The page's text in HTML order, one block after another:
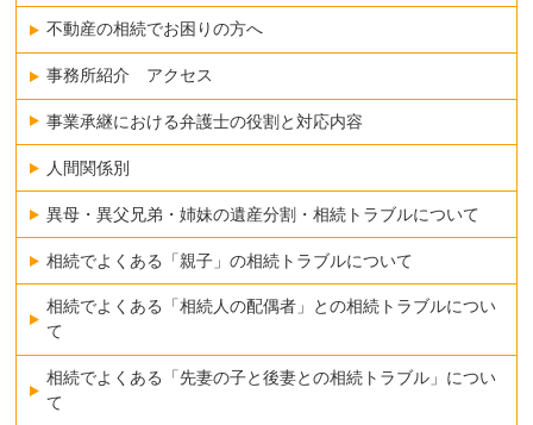
不動産の相続でお困りの方へ
事務所紹介 アクセス
事業承継における弁護士の役割と対応内容
人間関係別
異母・異父兄弟・姉妹の遺産分割・相続トラブルについて
相続でよくある「親子」の相続トラブルについて
相続でよくある「相続人の配偶者」との相続トラブルについ
て
相続でよくある「先妻の子と後妻との相続トラブル」につい
て